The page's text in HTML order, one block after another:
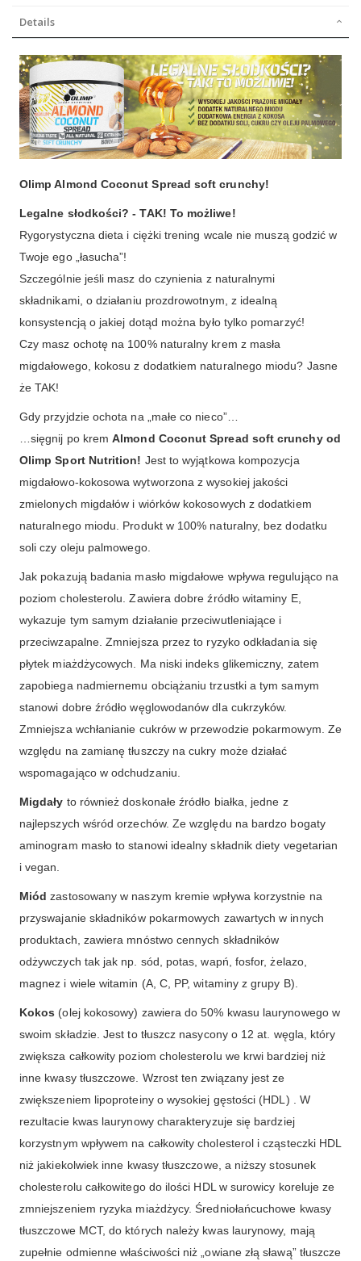
Details
Olimp Almond Coconut Spread soft crunchy!
Legalne słodkości? - TAK! To możliwe!
Rygorystyczna dieta i ciężki trening wcale nie muszą godzić w
Twoje ego „łasucha”!
Szczególnie jeśli masz do czynienia z naturalnymi
składnikami, o działaniu prozdrowotnym, z idealną
konsystencją o jakiej dotąd można było tylko pomarzyć!
Czy masz ochotę na 100% naturalny krem z masła
migdałowego, kokosu z dodatkiem naturalnego miodu? Jasne
że TAK!
Gdy przyjdzie ochota na „małe co nieco”…
…sięgnij po kremAlmond Coconut Spread soft crunchy od
Olimp Sport Nutrition! Jest to wyjątkowa kompozycja
migdałowo-kokosowa wytworzona z wysokiej jakości
zmielonych migdałów i wiórków kokosowych z dodatkiem
naturalnego miodu. Produkt w 100% naturalny, bez dodatku
soli czy oleju palmowego.
Jak pokazują badania masło migdałowe wpływa regulująco na
poziom cholesterolu. Zawiera dobre źródło witaminy E,
wykazuje tym samym działanie przeciwutleniające i
przeciwzapalne. Zmniejsza przez to ryzyko odkładania się
płytek miażdżycowych. Ma niski indeks glikemiczny, zatem
zapobiega nadmiernemu obciążaniu trzustki a tym samym
stanowi dobre źródło węglowodanów dla cukrzyków.
Zmniejsza wchłanianie cukrów w przewodzie pokarmowym. Ze
względu na zamianę tłuszczy na cukry może działać
wspomagająco w odchudzaniu.
Migdały to również doskonałe źródło białka, jedne z
najlepszych wśród orzechów. Ze względu na bardzo bogaty
aminogram masło to stanowi idealny składnik diety vegetarian
i vegan.
Miód zastosowany w naszym kremie wpływa korzystnie na
przyswajanie składników pokarmowych zawartych w innych
produktach, zawiera mnóstwo cennych składników
odżywczych tak jak np. sód, potas, wapń, fosfor, żelazo,
magnez i wiele witamin (A, C, PP, witaminy z grupy B).
Kokos (olej kokosowy) zawiera do 50% kwasu laurynowego w
swoim składzie. Jest to tłuszcz nasycony o 12 at. węgla, który
zwiększa całkowity poziom cholesterolu we krwi bardziej niż
inne kwasy tłuszczowe. Wzrost ten związany jest ze
zwiększeniem lipoproteiny o wysokiej gęstości (HDL) . W
rezultacie kwas laurynowy charakteryzuje się bardziej
korzystnym wpływem na całkowity cholesterol i cząsteczki HDL
niż jakiekolwiek inne kwasy tłuszczowe, a niższy stosunek
cholesterolu całkowitego do ilości HDL w surowicy koreluje ze
zmniejszeniem ryzyka miażdżycy. Średniołańcuchowe kwasy
tłuszczowe MCT, do których należy kwas laurynowy, mają
zupełnie odmienne właściwości niż „owiane złą sławą” tłuszcze